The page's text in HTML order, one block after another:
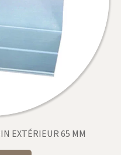
EXTÉRIEUR 65 MM